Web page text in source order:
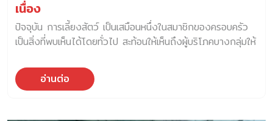
เนื่อง
ปัจจุบัน การเลี้ยงสัตว์ เป็นเสมือนหนึ่งในสมาชิกของครอบครัว
เป็นสิ่งที่พบเห็นได้โดยทั่วไป สะท้อนให้เห็นถึงผู้บริโภคบางกลุ่มให้
นอกจากนี้ ในสื่อสังคมออนไลน์ทั่วโลก Influencer ที่เป็นสัตว์
เลี้ยง สามารถสร้างกระแสจนเกิดการพูดถึง และสร้างผู้ติดตาม
อ่านต่อ